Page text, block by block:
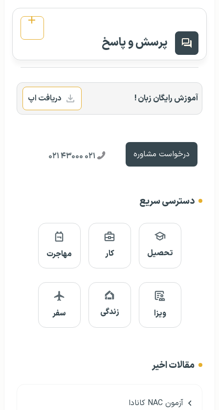
پرسش و پاسخ
آموزش رایگان زبان ! دریافت اپ
درخواست مشاوره ۰۲۱ ۴۳۰۰۰ ۰۲۱
دسترسی سریع
تحصیل کار مهاجرت
ویزا زندگی سفر
مقالات اخیر
آزمون NAC کانادا